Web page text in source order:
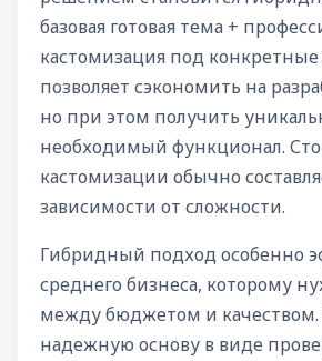
базовая готовая тема +
кастомизация под
позволяет сэкономить на
но при этом получить
необходимый функционал.
кастомизации обычно
зависимости от сложности.
Гибридный подход особенно
среднего бизнеса, которому
между бюджетом и качеством.
надежную основу в виде